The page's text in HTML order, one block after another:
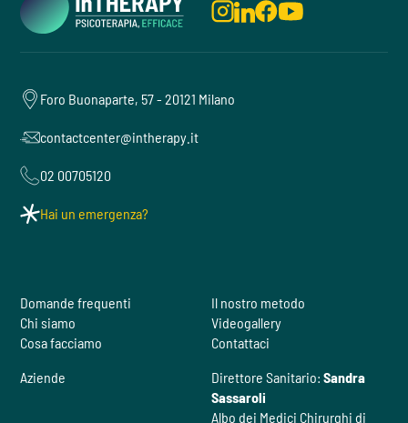
Foro Buonaparte, 57 - 20121 Milano
contactcenter@intherapy.it
02 00705120
Hai un emergenza?
Domande frequenti
Chi siamo
Cosa facciamo
Il nostro metodo
Videogallery
Contattaci
Aziende
Direttore Sanitario: Sandra
Sassaroli
Albo dei Medici Chirurghi di